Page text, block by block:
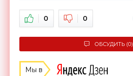
0 0
ОБСУДИТЬ (0)
Мы в